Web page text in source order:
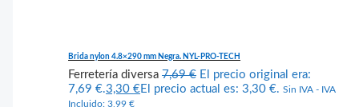
Brida nylon 4.8×290 mm Negra. NYL-PRO-TECH
Ferretería diversa7,69€ El precio original era:
7,69 €.3,30€El precio actual es: 3,30 €. Sin IVA - IVA
Incluido:3,99€